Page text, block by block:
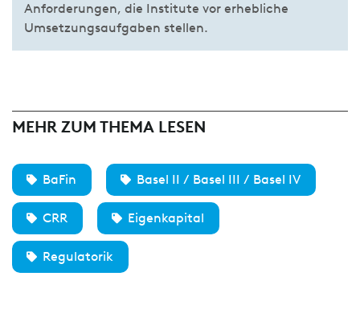
Anforderungen, die Institute vor erhebliche
Umsetzungsaufgaben stellen.
MEHR ZUM THEMA LESEN
BaFin Basel II / Basel III / Basel IV
CRR Eigenkapital
Regulatorik